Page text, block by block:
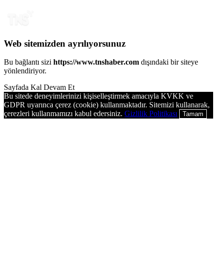
Web sitemizden ayrılıyorsunuz
Bu bağlantı sizi https://www.tnshaber.com dışındaki bir siteye
yönlendiriyor.
Sayfada Kal Devam Et
Bu sitede deneyimlerinizi kişiselleştirmek amacıyla KVKK ve
GDPR uyarınca çerez (cookie) kullanmaktadır. Sitemizi kullanarak,
çerezleri kullanmamızı kabul edersiniz. Gizlilik Politikası Tamam